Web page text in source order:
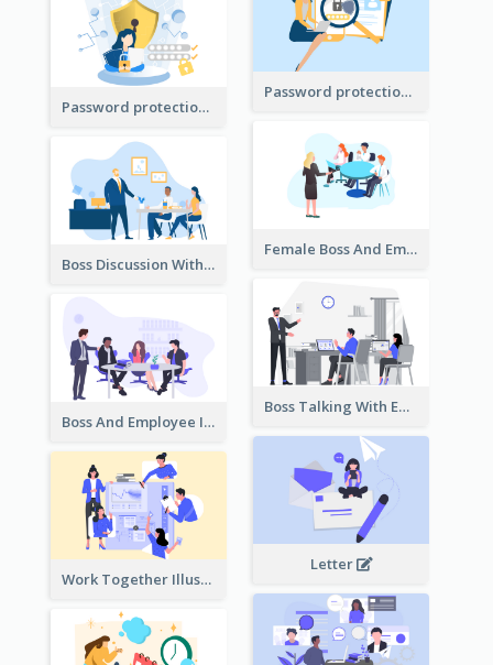
Password protection Illustration 2
Password protection Illustration
Female Boss And Employee Illustration
Boss Discussion With Employee Illustration
Boss Talking With Employee Illustration
Boss And Employee Illustration
Letter
Work Together Illustration